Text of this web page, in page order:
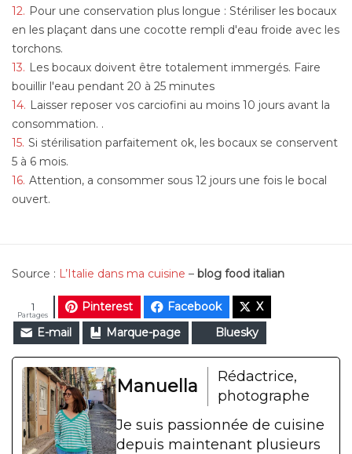
Pour une conservation plus longue : Stériliser les bocaux
en les plaçant dans une cocotte rempli d'eau froide avec les
torchons.
Les bocaux doivent être totalement immergés. Faire
bouillir l'eau pendant 20 à 25 minutes
Laisser reposer vos carciofini au moins 10 jours avant la
consommation. .
Si stérilisation parfaitement ok, les bocaux se conservent
5 à 6 mois.
Attention, a consommer sous 12 jours une fois le bocal
ouvert.
Source : L’Italie dans ma cuisine – blog food italian
Pinterest Facebook
X
E-mail
Marque-page Bluesky
Partages
1
Manuella
Rédactrice,
photographe
Je suis passionnée de cuisine
depuis maintenant plusieurs